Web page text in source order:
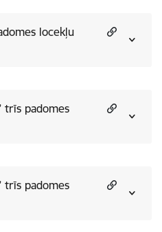
locekļu
trīs padomes
trīs padomes